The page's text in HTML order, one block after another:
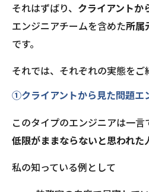
それはずばり、 クライアントか
エンジニアチームを含めた所属
です。
それでは、それぞれの実態をご
①クライアントから見た問題エ
このタイプのエンジニアは一言
低限がままならないと思われた
私の知っている例として